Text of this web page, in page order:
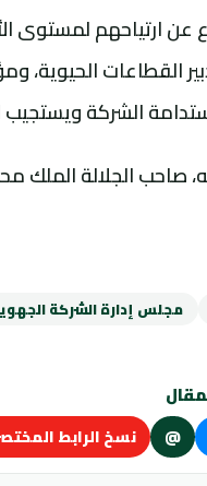
عن ارتياحهم لمستوى
القطاعات
الشركة
صاحب الجلالة الملك
مجلس إدارة الشركة
@ نسخ الرابط